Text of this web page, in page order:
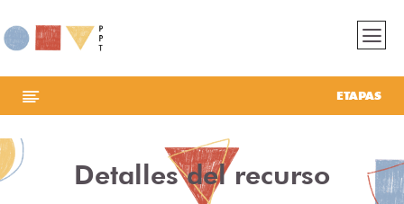
ETAPAS
Detalles del recurso